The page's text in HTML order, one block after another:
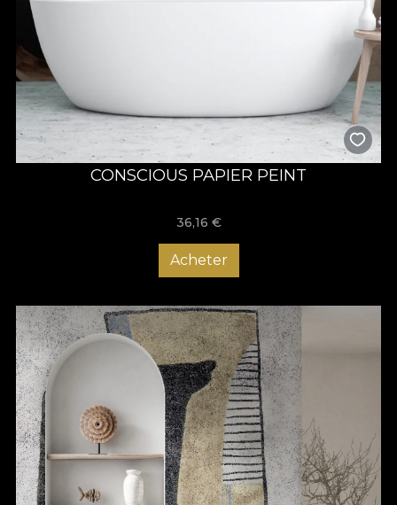
CONSCIOUS PAPIER PEINT
36,16 €
Acheter